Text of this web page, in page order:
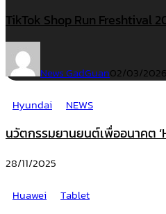
TikTok Shop Run Freshtival
News GadGuan02/03/2026
Hyundai
NEWS
นวัตกรรมยานยนต์เพื่ออนาคต
28/11/2025
Huawei
Tablet